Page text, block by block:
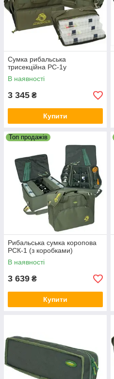
Сумка рибальська
трисекційна РС-1у
В наявності
3 345 ₴
Купити
Топ продажів
Рибальська сумка коропова
РСК-1 (з коробками)
В наявності
3 639 ₴
Купити